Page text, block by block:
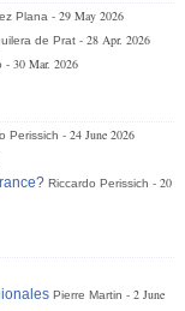
Plana
29 May 2026
de Prat
28 Apr. 2026
30 Mar. 2026
Perissich
24 June 2026
Riccardo Perissich
20
Pierre Martin
2 June